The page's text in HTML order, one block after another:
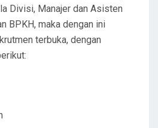
Divisi, Manajer dan Asisten
BPKH, maka dengan ini
terbuka, dengan